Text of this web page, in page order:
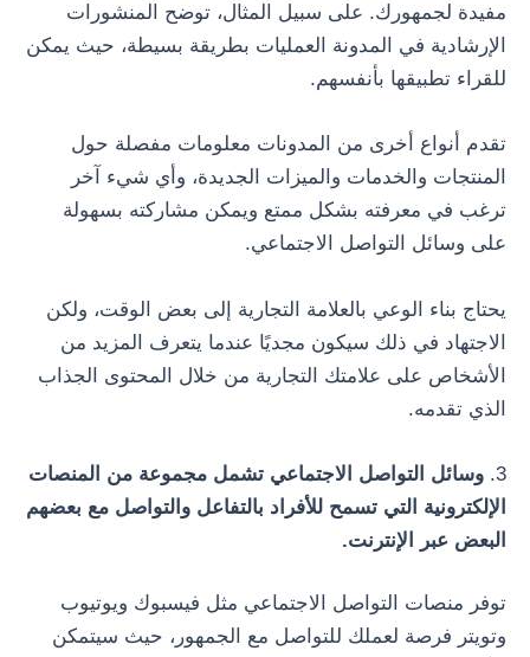
مفيدة لجمهورك. على سبيل المثال، توضح المنشورات
الإرشادية في المدونة العمليات بطريقة بسيطة، حيث يمكن
للقراء تطبيقها بأنفسهم.
تقدم أنواع أخرى من المدونات معلومات مفصلة حول
المنتجات والخدمات والميزات الجديدة، وأي شيء آخر
ترغب في معرفته بشكل ممتع ويمكن مشاركته بسهولة
على وسائل التواصل الاجتماعي.
يحتاج بناء الوعي بالعلامة التجارية إلى بعض الوقت، ولكن
الاجتهاد في ذلك سيكون مجديًا عندما يتعرف المزيد من
الأشخاص على علامتك التجارية من خلال المحتوى الجذاب
الذي تقدمه.
3. وسائل التواصل الاجتماعي تشمل مجموعة من المنصات
الإلكترونية التي تسمح للأفراد بالتفاعل والتواصل مع بعضهم
البعض عبر الإنترنت.
توفر منصات التواصل الاجتماعي مثل فيسبوك ويوتيوب
وتويتر فرصة لعملك للتواصل مع الجمهور، حيث سيتمكن